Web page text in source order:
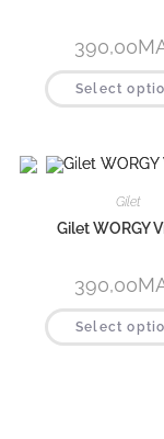
390,00
Select
Gilet
Gilet WORGY
390,00
Select